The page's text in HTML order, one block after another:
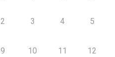
2 3 4 5
9 10 11 12